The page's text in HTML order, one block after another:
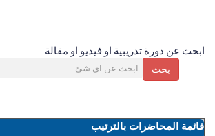
ابحث عن دورة تدريبية او فيديو او مقالة
بحث
قائمة المحاضرات بالترتيب